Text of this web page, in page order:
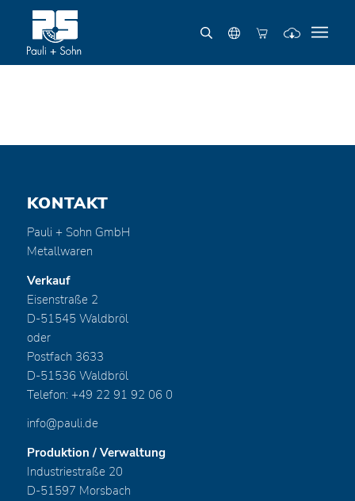
KONTAKT
Pauli + Sohn GmbH
Metallwaren
Verkauf
Eisenstraße 2
D-51545 Waldbröl
oder
Postfach 3633
D-51536 Waldbröl
Telefon: +49 22 91 92 06 0
info@pauli.de
Produktion / Verwaltung
Industriestraße 20
D-51597 Morsbach